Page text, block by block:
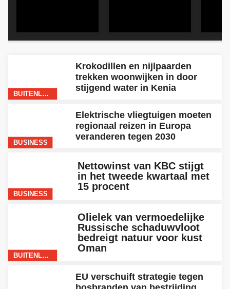
BUITENLAND
Krokodillen en nijlpaarden
trekken woonwijken in door
stijgend water in Kenia
BUSINESS
Elektrische vliegtuigen moeten
regionaal reizen in Europa
veranderen tegen 2030
BUSINESS
Nettowinst van KBC stijgt
in het tweede kwartaal met
15 procent
BUITENLAND
Olielek van vermoedelijke
Russische schaduwvloot
bedreigt natuur voor kust
Oman
EU verschuift strategie tegen